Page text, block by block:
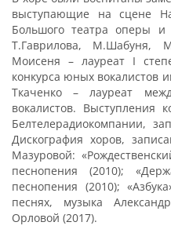
выступающие на сцене
Большого театра оперы и
Т.Гаврилова, М.Шабуня,
Моисеня – лауреат I
конкурса юных
Ткаченко – лауреат
вокалистов. Выступления
Белтелерадиокомпании,
Дискография хоров,
Мазуровой:
песнопения (2010);
песнопения (2010);
песнях, музыка
Орловой (2017).